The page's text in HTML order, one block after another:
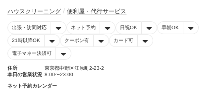
ハウスクリーニング 便利屋・代行サービス
出張・訪問対応 ネット予約 日祝OK 早朝OK
21時以降OK クーポン有 カード可
電子マネー決済可
住所
東京都中野区江原町2-23-2
本日の営業状況 8:00〜23:00
ネット予約カレンダー